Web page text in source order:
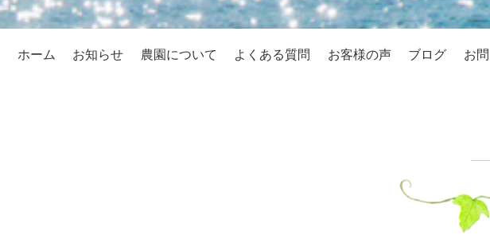
ホーム お知らせ 農園について よくある質問 お客様の声 ブログ お